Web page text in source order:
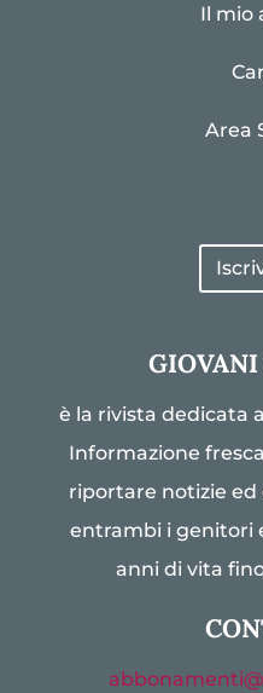
Il mio
Area
è la rivista dedicata
Informazione
riportare notizie
entrambi i genitori
anni di vita